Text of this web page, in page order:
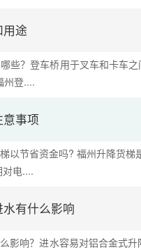
途
些？登车桥用于叉车和卡车
州登....
事项
以节省资金吗? 福州升降货
电....
有什么影响
影响？进水容易对铝合金式